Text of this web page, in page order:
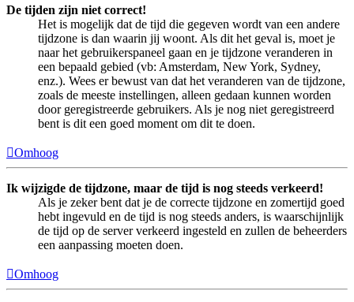
De tijden zijn niet correct!
Het is mogelijk dat de tijd die gegeven wordt van een andere
tijdzone is dan waarin jij woont. Als dit het geval is, moet je
naar het gebruikerspaneel gaan en je tijdzone veranderen in
een bepaald gebied (vb: Amsterdam, New York, Sydney,
enz.). Wees er bewust van dat het veranderen van de tijdzone,
zoals de meeste instellingen, alleen gedaan kunnen worden
door geregistreerde gebruikers. Als je nog niet geregistreerd
bent is dit een goed moment om dit te doen.
Omhoog
Ik wijzigde de tijdzone, maar de tijd is nog steeds verkeerd!
Als je zeker bent dat je de correcte tijdzone en zomertijd goed
hebt ingevuld en de tijd is nog steeds anders, is waarschijnlijk
de tijd op de server verkeerd ingesteld en zullen de beheerders
een aanpassing moeten doen.
Omhoog